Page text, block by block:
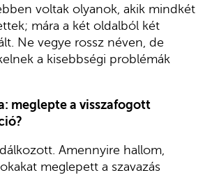
voltak olyanok, akik mindkét
mára a két oldalból két
Ne vegye rossz néven, de
a kisebbségi problémák
meglepte a visszafogott
Amennyire hallom,
meglepett a szavazás